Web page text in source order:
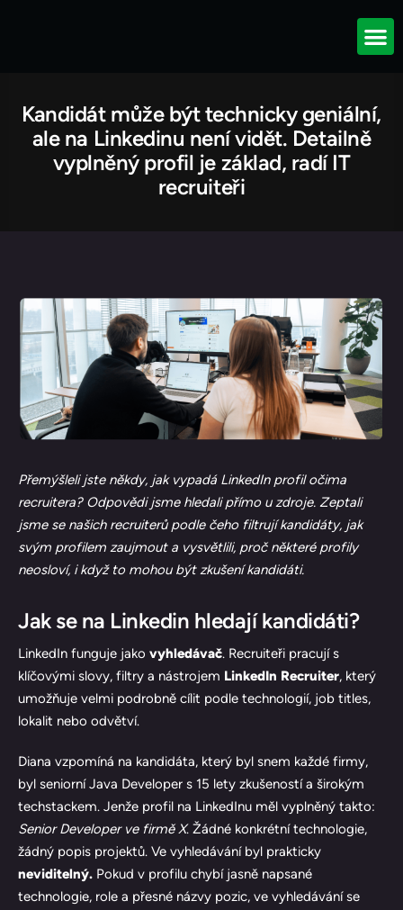
Kandidát může být technicky geniální,
ale na Linkedinu není vidět. Detailně
vyplněný profil je základ, radí IT
recruiteři
Přemýšleli jste někdy, jak vypadá LinkedIn profil očima
recruitera? Odpovědi jsme hledali přímo u zdroje. Zeptali
jsme se našich recruiterů podle čeho filtrují kandidáty, jak
svým profilem zaujmout a vysvětlili, proč některé profily
neosloví, i když to mohou být zkušení kandidáti.
Jak se na Linkedin hledají kandidáti?
LinkedIn funguje jako vyhledávač. Recruiteři pracují s
klíčovými slovy, filtry a nástrojem LinkedIn Recruiter, který
umožňuje velmi podrobně cílit podle technologií, job titles,
lokalit nebo odvětví.
Diana vzpomíná na kandidáta, který byl snem každé firmy,
byl seniorní Java Developer s 15 lety zkušeností a širokým
techstackem. Jenže profil na LinkedInu měl vyplněný takto:
Senior Developer ve firmě X. Žádné konkrétní technologie,
žádný popis projektů. Ve vyhledávání byl prakticky
neviditelný. Pokud v profilu chybí jasně napsané
technologie, role a přesné názvy pozic, ve vyhledávání se